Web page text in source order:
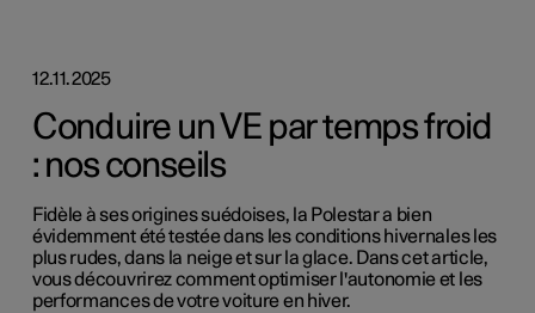
12.11.2025
Conduire un VE par temps froid
: nos conseils
Fidèle à ses origines suédoises, la Polestar a bien
évidemment été testée dans les conditions hivernales les
plus rudes, dans la neige et sur la glace. Dans cet article,
vous découvrirez comment optimiser l'autonomie et les
performances de votre voiture en hiver.